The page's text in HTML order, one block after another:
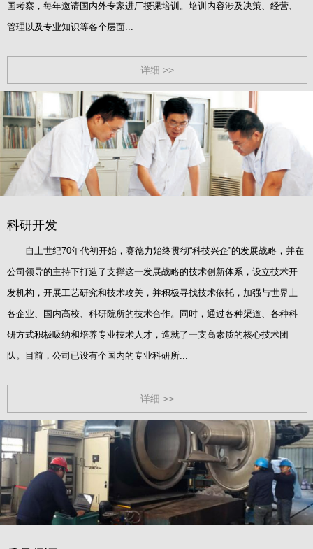
国考察，每年邀请国内外专家进厂授课培训。培训内容涉及决策、经营、
管理以及专业知识等各个层面...
详细 >>
科研开发
自上世纪70年代初开始，赛德力始终贯彻“科技兴企”的发展战略，并在
公司领导的主持下打造了支撑这一发展战略的技术创新体系，设立技术开
发机构，开展工艺研究和技术攻关，并积极寻找技术依托，加强与世界上
各企业、国内高校、科研院所的技术合作。同时，通过各种渠道、各种科
研方式积极吸纳和培养专业技术人才，造就了一支高素质的核心技术团
队。目前，公司已设有个国内的专业科研所...
详细 >>